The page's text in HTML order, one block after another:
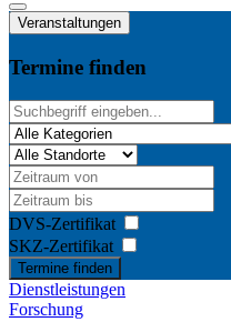
Veranstaltungen
Termine finden
DVS-Zertifikat
SKZ-Zertifikat
Termine finden
Dienstleistungen
Forschung